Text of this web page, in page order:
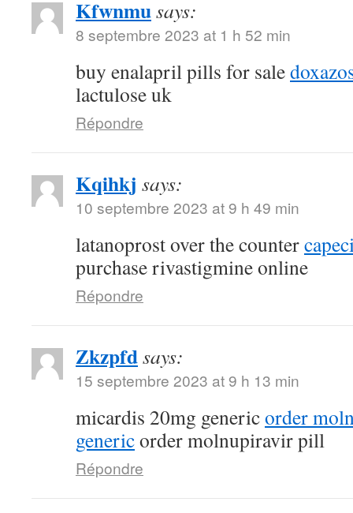
Kfwnmusays:
8 septembre 2023 at 1 h 52 min
buy enalapril pills for sale
lactulose uk
Répondre
Kqihkj says:
10 septembre 2023 at 9 h 49 min
latanoprost over the counter
purchase rivastigmine online
Répondre
Zkzpfdsays:
15 septembre 2023 at 9 h 13 min
micardis 20mg genericorder
genericorder molnupiravir pill
Répondre